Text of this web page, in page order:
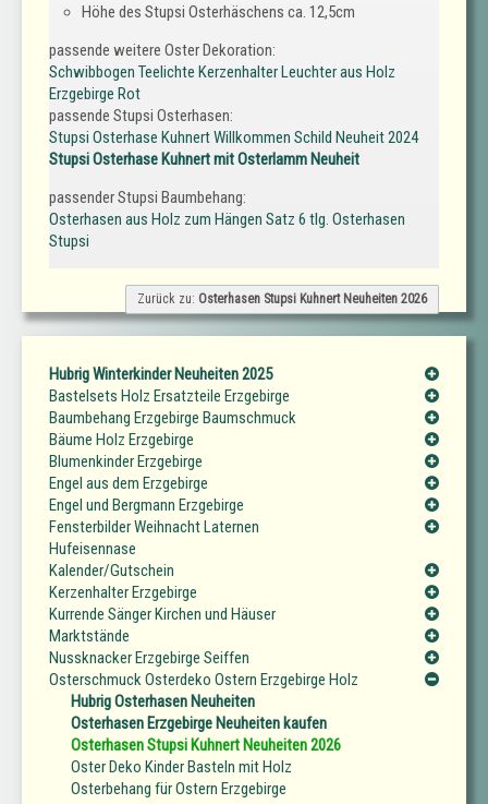
Höhe des Stupsi Osterhäschens ca. 12,5cm
passende weitere Oster Dekoration:
Schwibbogen Teelichte Kerzenhalter Leuchter aus Holz
Erzgebirge Rot
passende Stupsi Osterhasen:
Stupsi Osterhase Kuhnert Willkommen Schild Neuheit 2024
Stupsi Osterhase Kuhnert mit Osterlamm Neuheit
passender Stupsi Baumbehang:
Osterhasen aus Holz zum Hängen Satz 6 tlg. Osterhasen
Stupsi
Zurück zu: Osterhasen Stupsi Kuhnert Neuheiten 2026
Hubrig Winterkinder Neuheiten 2025
Bastelsets Holz Ersatzteile Erzgebirge
Baumbehang Erzgebirge Baumschmuck
Bäume Holz Erzgebirge
Blumenkinder Erzgebirge
Engel aus dem Erzgebirge
Engel und Bergmann Erzgebirge
Fensterbilder Weihnacht Laternen
Hufeisennase
Kalender/Gutschein
Kerzenhalter Erzgebirge
Kurrende Sänger Kirchen und Häuser
Marktstände
Nussknacker Erzgebirge Seiffen
Osterschmuck Osterdeko Ostern Erzgebirge Holz
Hubrig Osterhasen Neuheiten
Osterhasen Erzgebirge Neuheiten kaufen
Osterhasen Stupsi Kuhnert Neuheiten 2026
Oster Deko Kinder Basteln mit Holz
Osterbehang für Ostern Erzgebirge